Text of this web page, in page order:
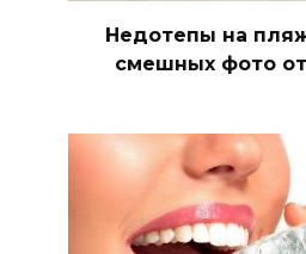
Недотепы на
смешных фото